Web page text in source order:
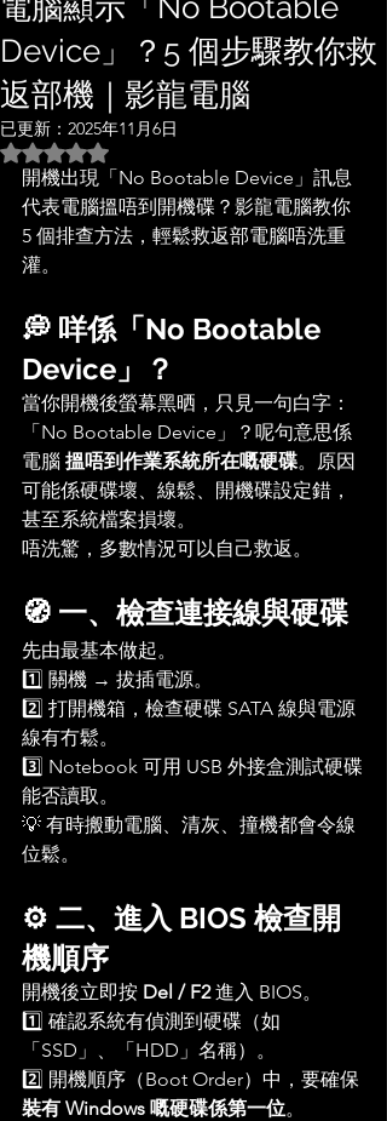
電腦顯示「No Bootable
Device」？5 個步驟教你救
返部機｜影龍電腦
已更新： 2025年11月6日
評等為 NaN（最高為 5 顆星）。
開機出現「No Bootable Device」訊息
代表電腦搵唔到開機碟？影龍電腦教你
5 個排查方法，輕鬆救返部電腦唔洗重
灌。
💭 咩係「No Bootable
Device」？
當你開機後螢幕黑晒，只見一句白字：
「No Bootable Device」？呢句意思係
電腦 搵唔到作業系統所在嘅硬碟。原因
可能係硬碟壞、線鬆、開機碟設定錯，
甚至系統檔案損壞。
唔洗驚，多數情況可以自己救返。
🧭 一、檢查連接線與硬碟
先由最基本做起。
1️⃣ 關機 → 拔插電源。
2️⃣ 打開機箱，檢查硬碟 SATA 線與電源
線有冇鬆。
3️⃣ Notebook 可用 USB 外接盒測試硬碟
能否讀取。
💡 有時搬動電腦、清灰、撞機都會令線
位鬆。
⚙️ 二、進入 BIOS 檢查開
機順序
開機後立即按 Del / F2 進入 BIOS。
1️⃣ 確認系統有偵測到硬碟（如
「SSD」、「HDD」名稱）。
2️⃣ 開機順序（Boot Order）中，要確保
裝有 Windows 嘅硬碟係第一位。